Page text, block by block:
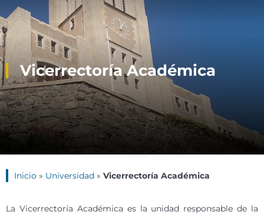
Vicerrectoría Académica
Inicio » Universidad » Vicerrectoría Académica
La Vicerrectoría Académica es la unidad responsable de la